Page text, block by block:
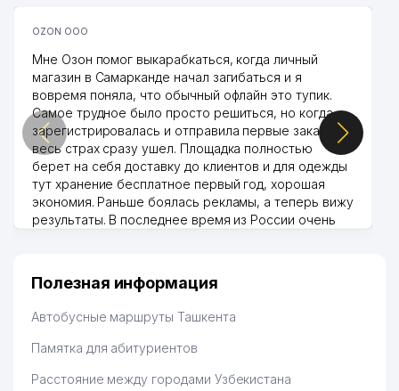
OZON ООО
Мне Озон помог выкарабкаться, когда личный
магазин в Самарканде начал загибаться и я
вовремя поняла, что обычный офлайн это тупик.
Самое трудное было просто решиться, но когда
зарегистрировалась и отправила первые заказы,
весь страх сразу ушел. Площадка полностью
берет на себя доставку до клиентов и для одежды
тут хранение бесплатное первый год, хорошая
экономия. Раньше боялась рекламы, а теперь вижу
результаты. В последнее время из России очень
Hamida 03.08.2026 12:45:39
Полезная информация
Автобусные маршруты Ташкента
Памятка для абитуриентов
Расстояние между городами Узбекистана